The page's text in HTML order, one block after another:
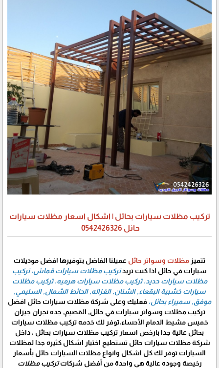
تركيب مظلات سيارات بحائل | اشكال اسعار مظلات سيارات
حائل 0542426326
تتميز مظلات وسواتر حائل عميلنا الفاضل بتوفيرها افضل موديلات
سيارات في حائل اذا كنت تريدتركيب مظلات سيارات قماش، تركيب
مظلات سيارات حديد، تركيب مظلات سيارات هرميه، تركيب مظلات
سيارات خشبية البقعاء, الشنان, الغزاله, الحائط الشمال, السليمي,
موفق, سميراء بحائل، فعليك وعلى شركة مظلات سيارات حائل افضل
تركيب مظلات وسواتر سيارات في حائل, القصيم, جده نجران جيزان
خميس مشيط الدمام الأحساء،توفر لك خدمه تركيب مظلات سيارات
بحائل عالية جدا بارخص اسعار تركيب مظلات سيارات بحائل ، داخل
شركة مظلات سيارات حائل تستطيع اختيار اشكال كثيره جدا لمظلات
السيارات توفر لك كل اشكال وانواع مظلات السيارات حائل بأسعار
رخيصة وجوده عالية هي واحدة من أفضل شركاتتركيب مظلات